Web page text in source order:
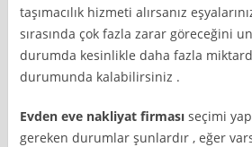
taşımacılık hizmeti alırsanız
sırasında çok fazla zarar göreceğini
durumda kesinlikle daha fazla
durumunda kalabilirsiniz .
Evden eve nakliyat firması seçimi
gereken durumlar şunlardır , eğer